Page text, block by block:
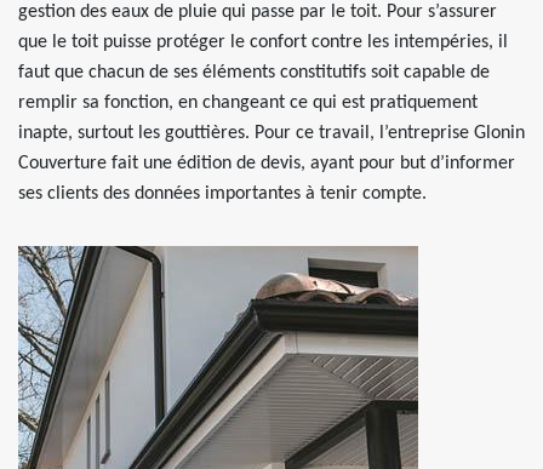
gestion des eaux de pluie qui passe par le toit. Pour s’assurer
que le toit puisse protéger le confort contre les intempéries, il
faut que chacun de ses éléments constitutifs soit capable de
remplir sa fonction, en changeant ce qui est pratiquement
inapte, surtout les gouttières. Pour ce travail, l’entreprise Glonin
Couverture fait une édition de devis, ayant pour but d’informer
ses clients des données importantes à tenir compte.